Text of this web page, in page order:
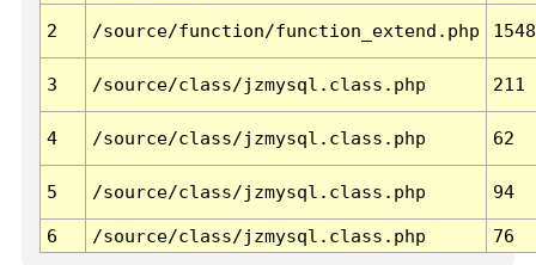
2 /source/function/function_extend.php 1548
3 /source/class/jzmysql.class.php 211
4 /source/class/jzmysql.class.php 62
5 /source/class/jzmysql.class.php 94
6 /source/class/jzmysql.class.php 76